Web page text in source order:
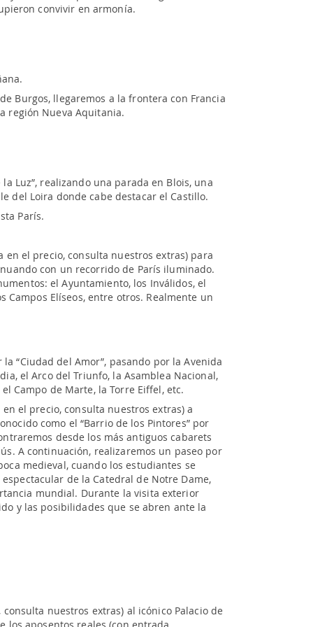
convivir en armonía.
Burgos, llegaremos a la frontera con Francia
región Nueva Aquitania.
Luz”, realizando una parada en Blois, una
del Loira donde cabe destacar el Castillo.
París.
el precio, consulta nuestros extras) para
con un recorrido de París iluminado.
el Ayuntamiento, los Inválidos, el
Campos Elíseos, entre otros. Realmente un
“Ciudad del Amor”, pasando por la Avenida
el Arco del Triunfo, la Asamblea Nacional,
Campo de Marte, la Torre Eiffel, etc.
el precio, consulta nuestros extras) a
como el “Barrio de los Pintores” por
desde los más antiguos cabarets
A continuación, realizaremos un paseo por
medieval, cuando los estudiantes se
de la Catedral de Notre Dame,
mundial. Durante la visita exterior
y las posibilidades que se abren ante la
nuestros extras) al icónico Palacio de